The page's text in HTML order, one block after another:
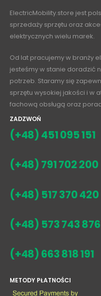
ElectricMobility.store jest
sprzedaży sprzętu oraz
elektrycznych wielu marek.
Od lat pracujemy w branży
jesteśmy w stanie doradzić
potrzeb. Staramy się
sprzętu wysokiej jakości i w
fachową obsługą oraz
ZADZWOŃ
(+48) 451 095 151
(+48) 791 702 200
(+48) 517 370 420
(+48) 573 743 876
(+48) 663 818 191
METODY PŁATNOŚCI